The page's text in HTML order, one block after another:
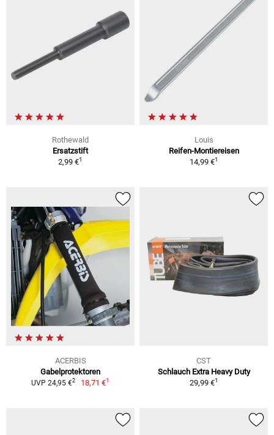
Rothewald
Ersatzstift
2,99 €1
Louis
Reifen-Montiereisen
14,99 €1
ACERBIS
Gabelprotektoren
UVP 24,95 €2 18,71 €1
CST
Schlauch Extra Heavy Duty
29,99 €1